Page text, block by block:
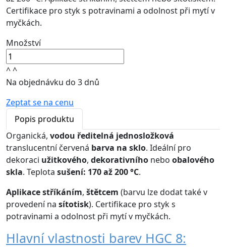
Certifikace pro styk s potravinami a odolnost při mytí v
myčkách.
Množství
^^
Na objednávku do 3 dnů
Zeptat se na cenu
Popis produktu
Organická, vodou ředitelná jednosložková
translucentní červená barva na sklo. Ideální pro
dekoraci užitkového, dekorativního nebo obalového
skla. Teplota sušení: 170 až 200 °C.
Aplikacestříkáním, štětcem (barvu lze dodat také v
provedení na sítotisk). Certifikace pro styk s
potravinami a odolnost při mytí v myčkách.
Hlavní vlastnosti barev HGC 8: